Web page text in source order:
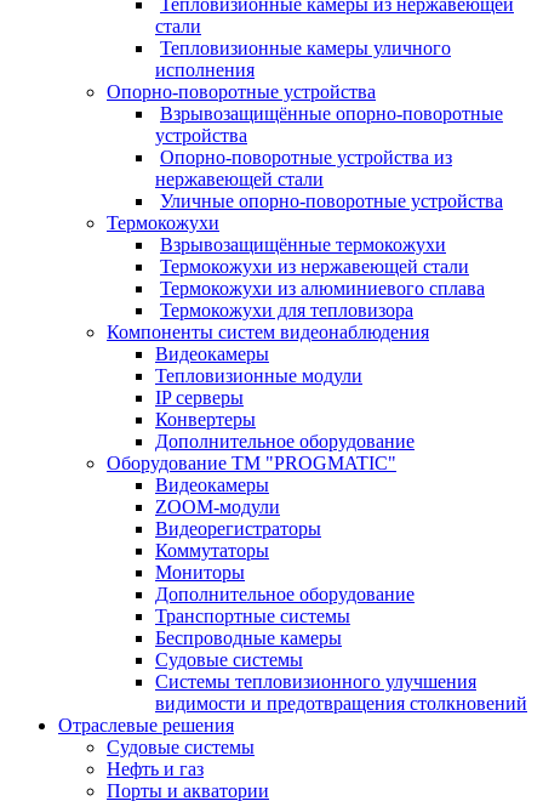
Тепловизионные камеры из нержавеющей
стали
Тепловизионные камеры уличного
исполнения
Опорно-поворотные устройства
Взрывозащищённые опорно-поворотные
устройства
Опорно-поворотные устройства из
нержавеющей стали
Уличные опорно-поворотные устройства
Термокожухи
Взрывозащищённые термокожухи
Термокожухи из нержавеющей стали
Термокожухи из алюминиевого сплава
Термокожухи для тепловизора
Компоненты систем видеонаблюдения
Видеокамеры
Тепловизионные модули
IP серверы
Конвертеры
Дополнительное оборудование
Оборудование TM "PROGMATIC"
Видеокамеры
ZOOM-модули
Видеорегистраторы
Коммутаторы
Мониторы
Дополнительное оборудование
Транспортные системы
Беспроводные камеры
Судовые системы
Системы тепловизионного улучшения
видимости и предотвращения столкновений
Отраслевые решения
Судовые системы
Нефть и газ
Порты и акватории